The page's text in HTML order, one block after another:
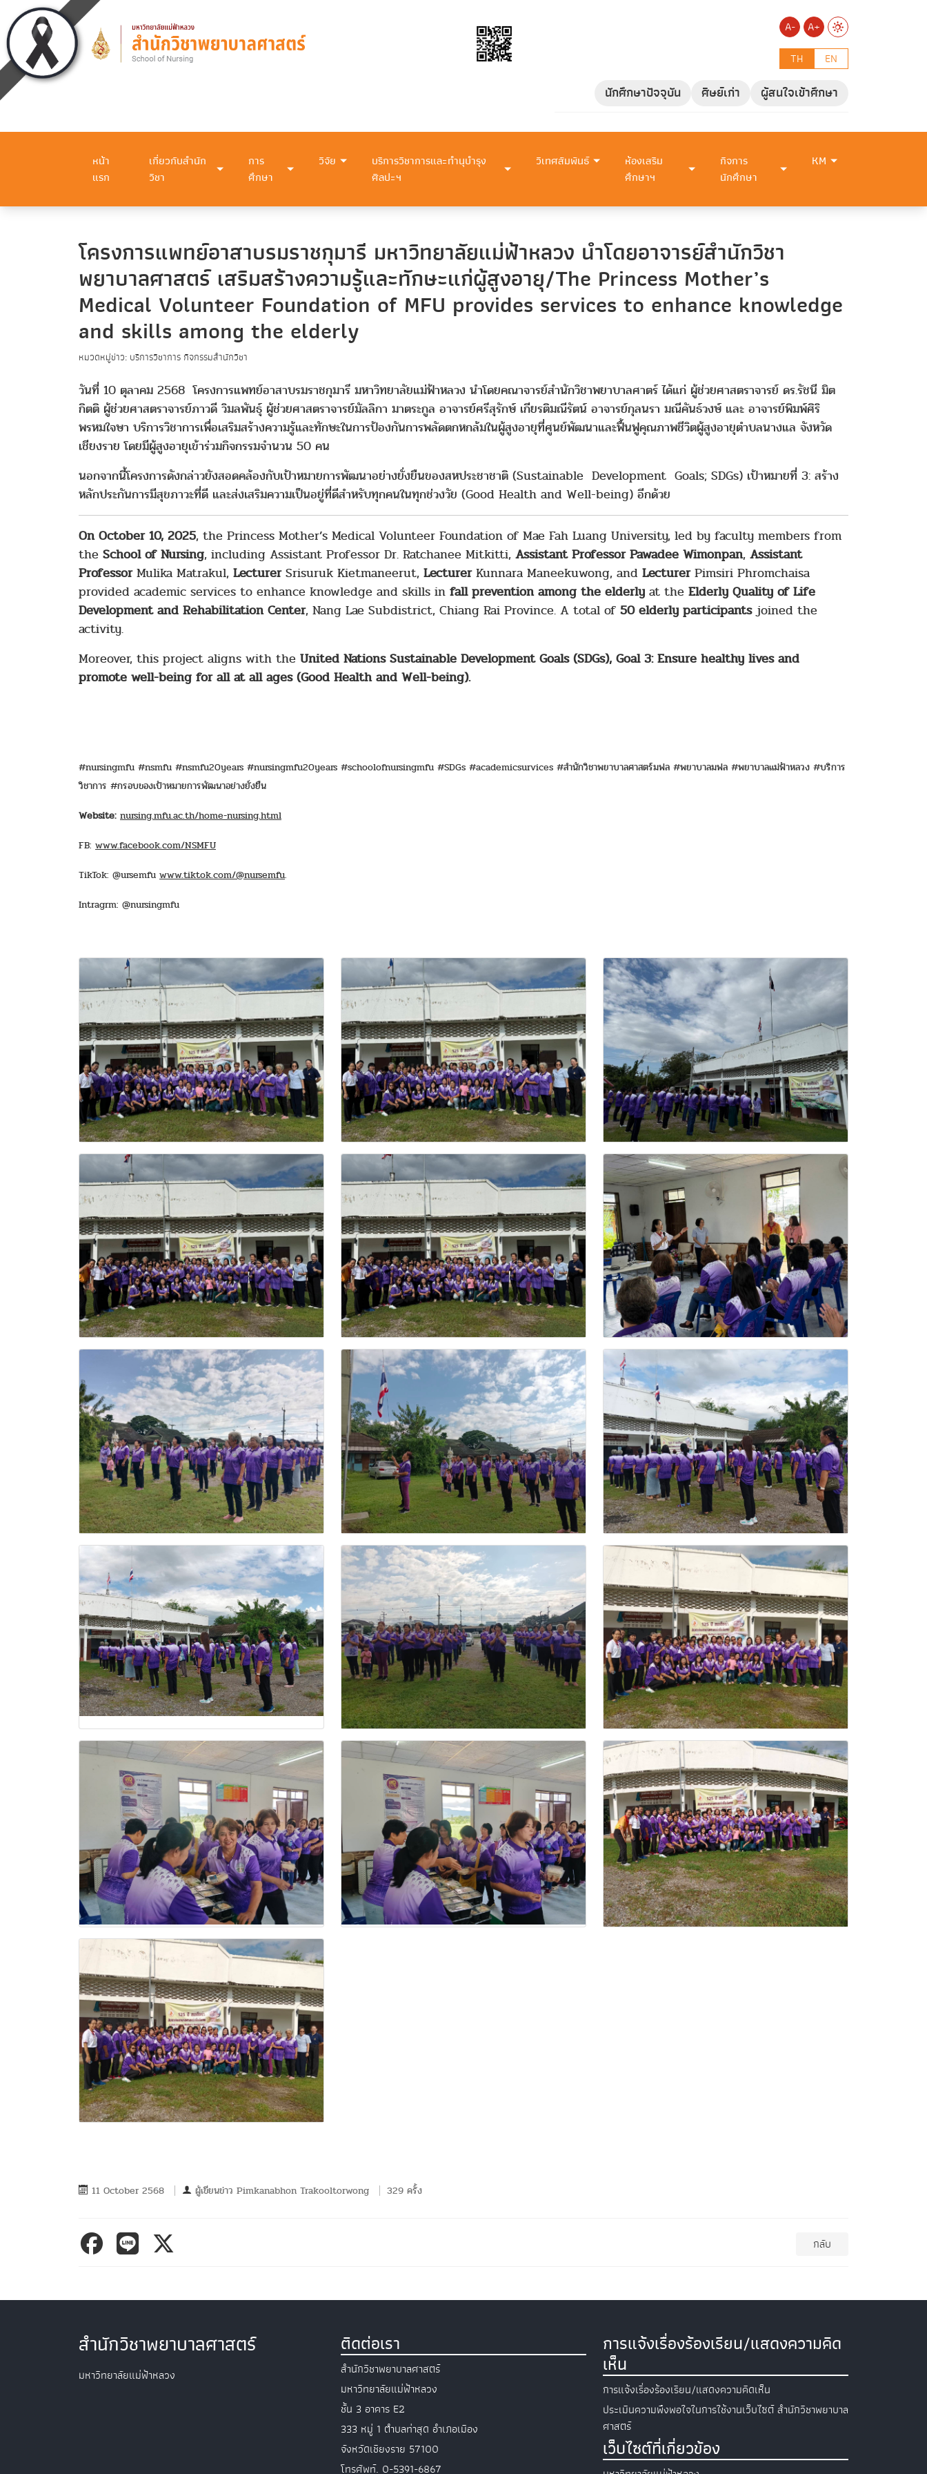
A-
A+
TH
EN
นักศึกษาปัจจุบัน ศิษย์เก่า ผู้สนใจเข้าศึกษา
หน้า
แรก
เกี่ยวกับสำนัก
วิชา
การ
ศึกษา
วิจัย
บริการวิชาการและทำนุบำรุง
ศิลปะฯ
วิเทศสัมพันธ์
ห้องเสริม
ศึกษาฯ
กิจการ
นักศึกษา
KM
โครงการแพทย์อาสาบรมราชกุมารี มหาวิทยาลัยแม่ฟ้าหลวง นำโดยอาจารย์สำนักวิชา
พยาบาลศาสตร์ เสริมสร้างความรู้และทักษะแก่ผู้สูงอายุ/The Princess Mother’s
Medical Volunteer Foundation of MFU provides services to enhance knowledge
and skills among the elderly
หมวดหมู่ข่าว: บริการวิชาการ กิจกรรมสำนักวิชา
วันที่ 10 ตุลาคม 2568 โครงการแพทย์อาสาบรมราชกุมารี มหาวิทยาลัยแม่ฟ้าหลวง นำโดยคณาจารย์สำนักวิชาพยาบาลศาตร์ ได้แก่ ผู้ช่วยศาสตราจารย์ ดร.รัชนี มิต
กิตติ ผู้ช่วยศาสตราจารย์ภาวดี วิมลพันธุ์ ผู้ช่วยศาสตราจารย์มัลลิกา มาตระกูล อาจารย์ศรีสุรักษ์ เกียรติมณีรัตน์ อาจารย์กุลนรา มณีคันธ์วงษ์ และ อาจารย์พิมพ์ศิริ
พรหมใจษา บริการวิชาการเพื่อเสริมสร้างความรู้และทักษะในการป้องกันการพลัดตกหกล้มในผู้สูงอายุที่ศูนย์พัฒนาและฟื้นฟูคุณภาพชีวิตผู้สูงอายุตำบลนางแล จังหวัด
เชียงราย โดยมีผู้สูงอายุเข้าร่วมกิจกรรมจำนวน 50 คน
นอกจากนี้โครงการดังกล่าวยังสอดคล้องกับเป้าหมายการพัฒนาอย่างยั่งยืนของสหประชาชาติ (Sustainable Development Goals; SDGs) เป้าหมายที่ 3: สร้าง
หลักประกันการมีสุขภาวะที่ดี และส่งเสริมความเป็นอยู่ที่ดีสำหรับทุกคนในทุกช่วงวัย (Good Health and Well-being) อีกด้วย
On October 10, 2025, the Princess Mother’s Medical Volunteer Foundation of Mae Fah Luang University, led by faculty members from
the School of Nursing, including Assistant Professor Dr. Ratchanee Mitkitti, Assistant Professor Pawadee Wimonpan, Assistant
ProfessorMulika Matrakul, LecturerSrisuruk Kietmaneerut, LecturerKunnara Maneekuwong, and LecturerPimsiri Phromchaisa
provided academic services to enhance knowledge and skills in fall prevention among the elderly at the Elderly Quality of Life
Development and Rehabilitation Center, Nang Lae Subdistrict, Chiang Rai Province. A total of 50 elderly participantsjoined the
activity.
Moreover, this project aligns with the United Nations Sustainable Development Goals (SDGs), Goal 3: Ensure healthy lives and
promote well-being for all at all ages (Good Health and Well-being).
#nursingmfu #nsmfu #nsmfu20years #nursingmfu20years #schoolofnursingmfu #SDGs #academicsurvices #สำนักวิชาพยาบาลศาสตร์มฟล #พยาบาลมฟล #พยาบาลแม่ฟ้าหลวง #บริการ
วิชาการ #กรอบของเป้าหมายการพัฒนาอย่างยั่งยืน
Website: nursing.mfu.ac.th/home-nursing.html
FB: www.facebook.com/NSMFU
TikTok: @ursemfu www.tiktok.com/@nursemfu.
Intragrm: @nursingmfu
11 October 2568 ผู้เขียนข่าว Pimkanabhon Trakooltorwong 329 ครั้ง
กลับ
สำนักวิชาพยาบาลศาสตร์
มหาวิทยาลัยแม่ฟ้าหลวง
ติดต่อเรา
สำนักวิชาพยาบาลศาสตร์
มหาวิทยาลัยแม่ฟ้าหลวง
ชั้น 3 อาคาร E2
333 หมู่ 1 ตำบลท่าสุด อำเภอเมือง
จังหวัดเชียงราย 57100
โทรศัพท์. 0-5391-6867
การแจ้งเรื่องร้องเรียน/แสดงความคิด
เห็น
การแจ้งเรื่องร้องเรียน/แสดงความคิดเห็น
ประเมินความพึงพอใจในการใช้งานเว็บไซต์ สำนักวิชาพยาบาล
ศาสตร์
เว็บไซต์ที่เกี่ยวข้อง